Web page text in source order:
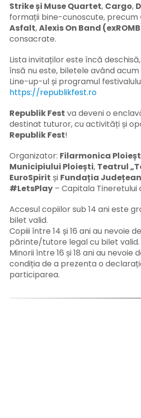
Strike și Muse Quartet, Cargo,
formații bine-cunoscute, precum
Asfalt,Alexis On Band
consacrate.
Lista invitaților este încă
însă nu este, biletele având
Line-up-ul și programul
https://republikfest.ro
Republik Fest va deveni o
destinat tuturor, cu activități și
Republik Fest!
Organizator: Filarmonica
Municipiului Ploiești, Teatrul
EuroSpirit și Fundația
#LetsPlay – Capitala Tineretului
Accesul copiilor sub 14 ani este
bilet valid.
Copiii între 14 și 16 ani au nevoie
părinte/tutore legal cu bilet valid.
Minorii între 16 și 18 ani au
condiția de a prezenta o
participarea.